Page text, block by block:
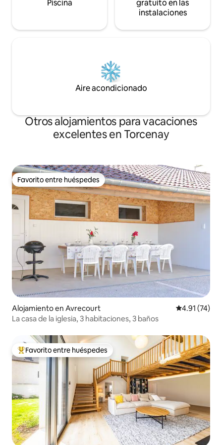
Piscina
gratuito en las
instalaciones
Aire acondicionado
Otros alojamientos para vacaciones
excelentes en Torcenay
Favorito entre huéspedes
Favorito entre huéspedes
Alojamiento en Avrecourt Calificación
4.91 (74)
La casa de la iglesia, 3 habitaciones, 3 baños
Favorito entre huéspedes preferido
Favorito entre huéspedes